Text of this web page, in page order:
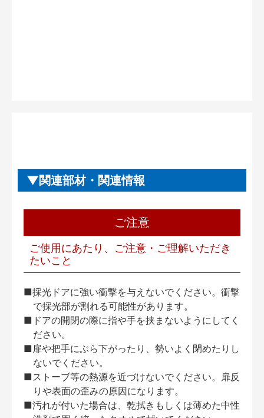
関連部材・関連情報
ご注意
ご使用にあたり、ご注意・ご理解いただき
たいこと
■採光ドアに強い衝撃を与えないでください。衝撃
で採光部が割れる可能性があります。
■ドアの開閉の際に指や手を挟まないようにしてく
ださい。
■扉や把手にぶら下がったり、勢いよく閉めたりし
ないでください。
■ストーブ等の熱源を近づけないでください。扉反
りや表面の歪みの原因になります。
■汚れが付いた場合は、乾拭きもしくは薄めた中性